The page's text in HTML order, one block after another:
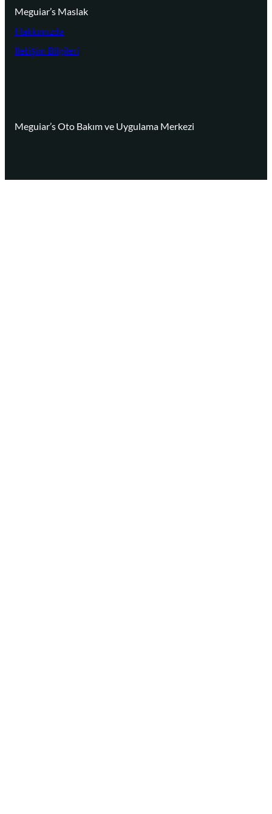
Meguiar’s Maslak
Hakkımızda
İletişim Bilgileri
Meguiar’s Oto Bakım ve Uygulama Merkezi